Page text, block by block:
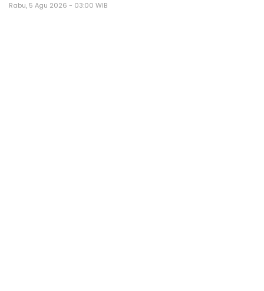
Rabu, 5 Agu 2026 - 03:00 WIB